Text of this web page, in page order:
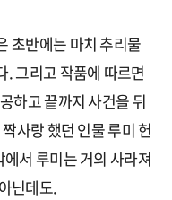
초반에는 마치 추리물
. 그리고 작품에 따르면
하고 끝까지 사건을 뒤
사랑 했던 인물 루미 헌
서 루미는 거의 사라져
닌데도.